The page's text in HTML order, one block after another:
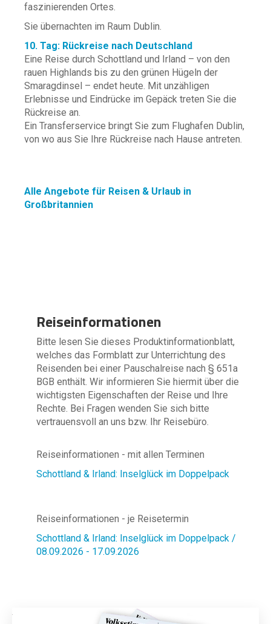
faszinierenden Ortes.
Sie übernachten im Raum Dublin.
10. Tag: Rückreise nach Deutschland
Eine Reise durch Schottland und Irland – von den
rauen Highlands bis zu den grünen Hügeln der
Smaragdinsel – endet heute. Mit unzähligen
Erlebnisse und Eindrücke im Gepäck treten Sie die
Rückreise an.
Ein Transferservice bringt Sie zum Flughafen Dublin,
von wo aus Sie Ihre Rückreise nach Hause antreten.
Alle Angebote für Reisen & Urlaub in
Großbritannien
Reiseinformationen
Bitte lesen Sie dieses Produktinformationblatt,
welches das Formblatt zur Unterrichtung des
Reisenden bei einer Pauschalreise nach § 651a
BGB enthält. Wir informieren Sie hiermit über die
wichtigsten Eigenschaften der Reise und Ihre
Rechte. Bei Fragen wenden Sie sich bitte
vertrauensvoll an uns bzw. Ihr Reisebüro.
Reiseinformationen - mit allen Terminen
Schottland & Irland: Inselglück im Doppelpack
Reiseinformationen - je Reisetermin
Schottland & Irland: Inselglück im Doppelpack /
08.09.2026 - 17.09.2026